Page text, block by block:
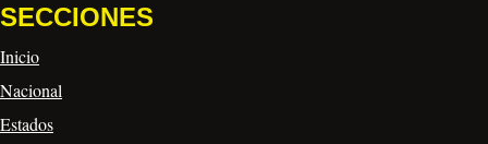
SECCIONES
Inicio
Nacional
Estados